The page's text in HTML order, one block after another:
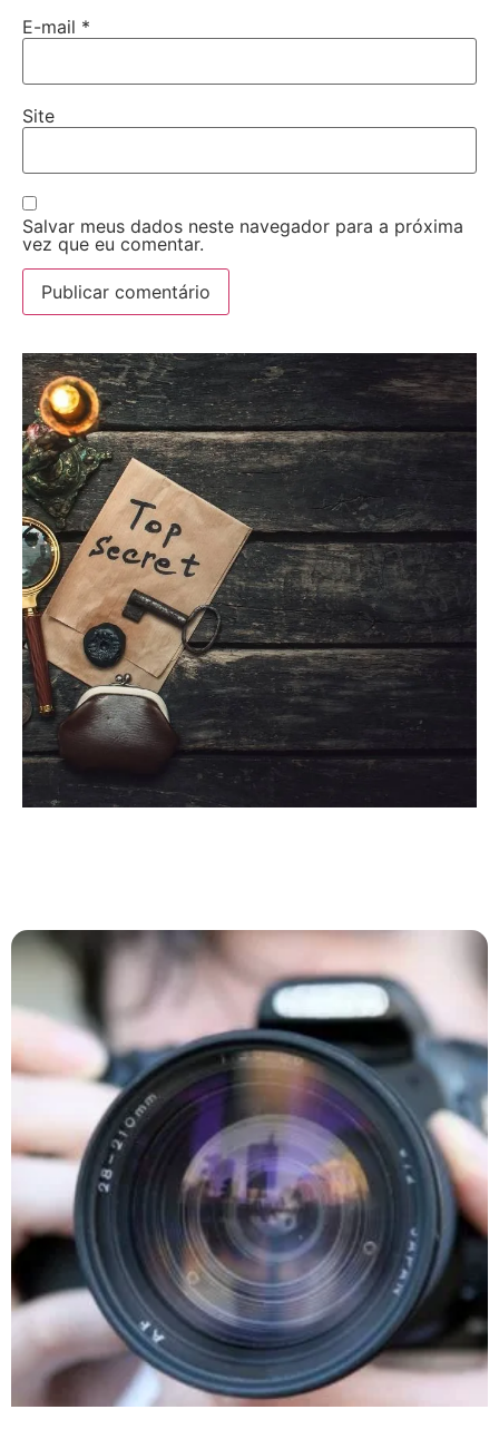
E-mail *
Site
Salvar meus dados neste navegador para a próxima
vez que eu comentar.